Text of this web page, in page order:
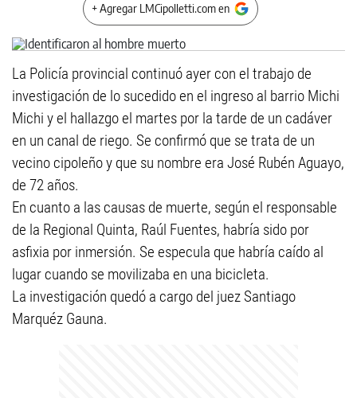
+ Agregar LMCipolletti.com en
La Policía provincial continuó ayer con el trabajo de
investigación de lo sucedido en el ingreso al barrio Michi
Michi y el hallazgo el martes por la tarde de un cadáver
en un canal de riego. Se confirmó que se trata de un
vecino cipoleño y que su nombre era José Rubén Aguayo,
de 72 años.
En cuanto a las causas de muerte, según el responsable
de la Regional Quinta, Raúl Fuentes, habría sido por
asfixia por inmersión. Se especula que habría caído al
lugar cuando se movilizaba en una bicicleta.
La investigación quedó a cargo del juez Santiago
Marquéz Gauna.